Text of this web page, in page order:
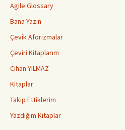
Agile Glossary
Bana Yazın
Çevik Aforizmalar
Çeviri Kitaplarım
Cihan YILMAZ
Kitaplar
Takip Ettiklerim
Yazdığım Kitaplar